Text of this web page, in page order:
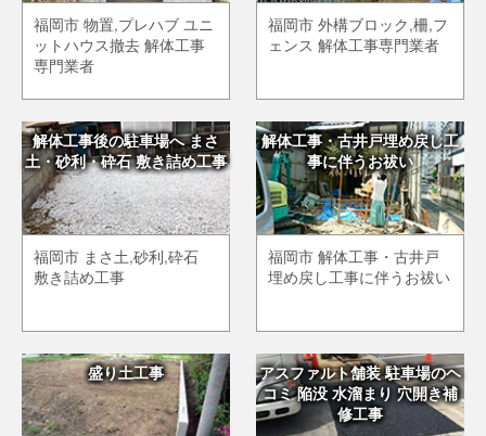
福岡市 物置,プレハブ ユニ
ットハウス撤去 解体工事
専門業者
福岡市 外構ブロック,柵,フ
ェンス 解体工事専門業者
解体工事後の駐車場へ まさ
土・砂利・砕石 敷き詰め工事
福岡市 まさ土,砂利,砕石
敷き詰め工事
解体工事・古井戸埋め戻し工
事に伴うお祓い
福岡市 解体工事・古井戸
埋め戻し工事に伴うお祓い
盛り土工事
アスファルト舗装 駐車場のヘ
コミ 陥没 水溜まり 穴開き補
修工事